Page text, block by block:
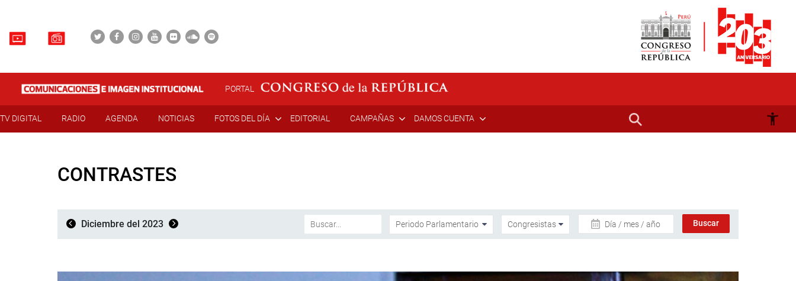
PORTAL
TV DIGITAL RADIO AGENDA NOTICIAS FOTOS DEL DÍA EDITORIAL CAMPAÑAS DAMOS CUENTA
CONTRASTES
Diciembre del 2023 Día / mes / año